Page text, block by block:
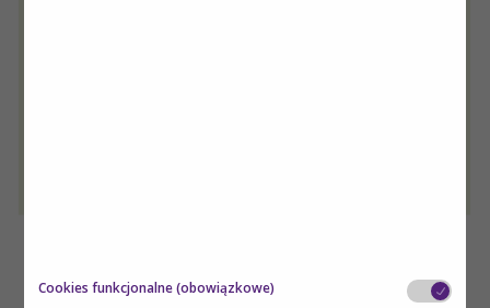
Cookies funkcjonalne (obowiązkowe)